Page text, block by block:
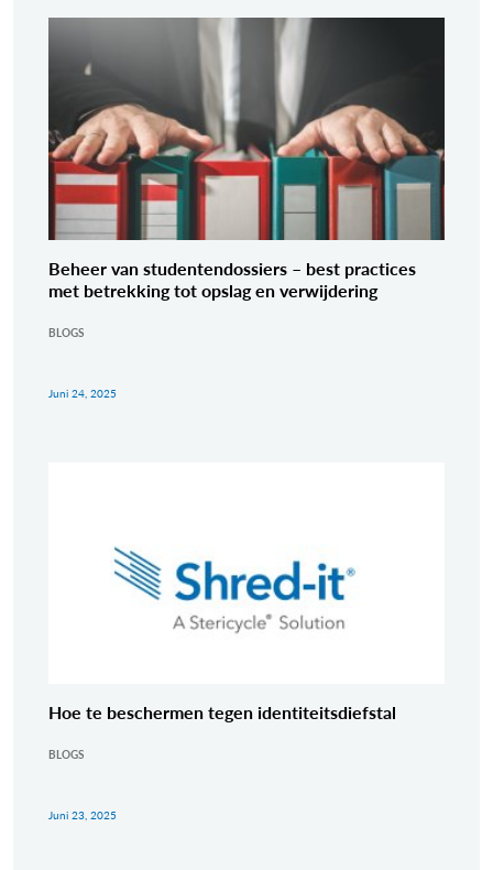
Beheer van studentendossiers – best practices
met betrekking tot opslag en verwijdering
BLOGS
Juni 24, 2025
Hoe te beschermen tegen identiteitsdiefstal
BLOGS
Juni 23, 2025